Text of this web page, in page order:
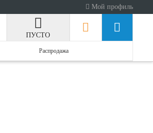
Мой профиль
ПУСТО
Распродажа